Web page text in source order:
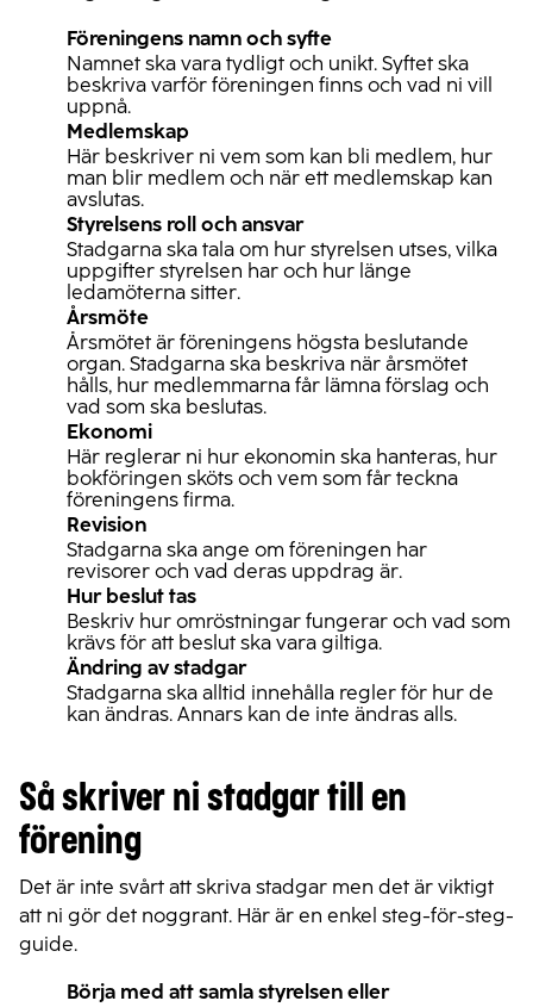
Föreningens namn och syfte
Namnet ska vara tydligt och unikt. Syftet ska
beskriva varför föreningen finns och vad ni vill
uppnå.
Medlemskap
Här beskriver ni vem som kan bli medlem, hur
man blir medlem och när ett medlemskap kan
avslutas.
Styrelsens roll och ansvar
Stadgarna ska tala om hur styrelsen utses, vilka
uppgifter styrelsen har och hur länge
ledamöterna sitter.
Årsmöte
Årsmötet är föreningens högsta beslutande
organ. Stadgarna ska beskriva när årsmötet
hålls, hur medlemmarna får lämna förslag och
vad som ska beslutas.
Ekonomi
Här reglerar ni hur ekonomin ska hanteras, hur
bokföringen sköts och vem som får teckna
föreningens firma.
Revision
Stadgarna ska ange om föreningen har
revisorer och vad deras uppdrag är.
Hur beslut tas
Beskriv hur omröstningar fungerar och vad som
krävs för att beslut ska vara giltiga.
Ändring av stadgar
Stadgarna ska alltid innehålla regler för hur de
kan ändras. Annars kan de inte ändras alls.
Så skriver ni stadgar till en
förening
Det är inte svårt att skriva stadgar men det är viktigt
att ni gör det noggrant. Här är en enkel steg-för-steg-
guide.
Börja med att samla styrelsen eller